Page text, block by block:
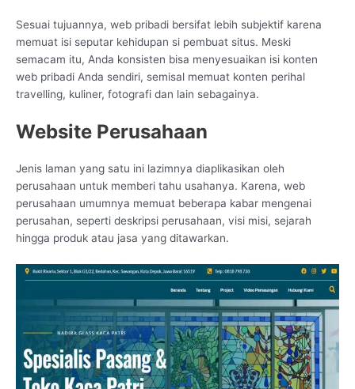
Sesuai tujuannya, web pribadi bersifat lebih subjektif karena
memuat isi seputar kehidupan si pembuat situs. Meski
semacam itu, Anda konsisten bisa menyesuaikan isi konten
web pribadi Anda sendiri, semisal memuat konten perihal
travelling, kuliner, fotografi dan lain sebagainya.
Website Perusahaan
Jenis laman yang satu ini lazimnya diaplikasikan oleh
perusahaan untuk memberi tahu usahanya. Karena, web
perusahaan umumnya memuat beberapa kabar mengenai
perusahan, seperti deskripsi perusahaan, visi misi, sejarah
hingga produk atau jasa yang ditawarkan.